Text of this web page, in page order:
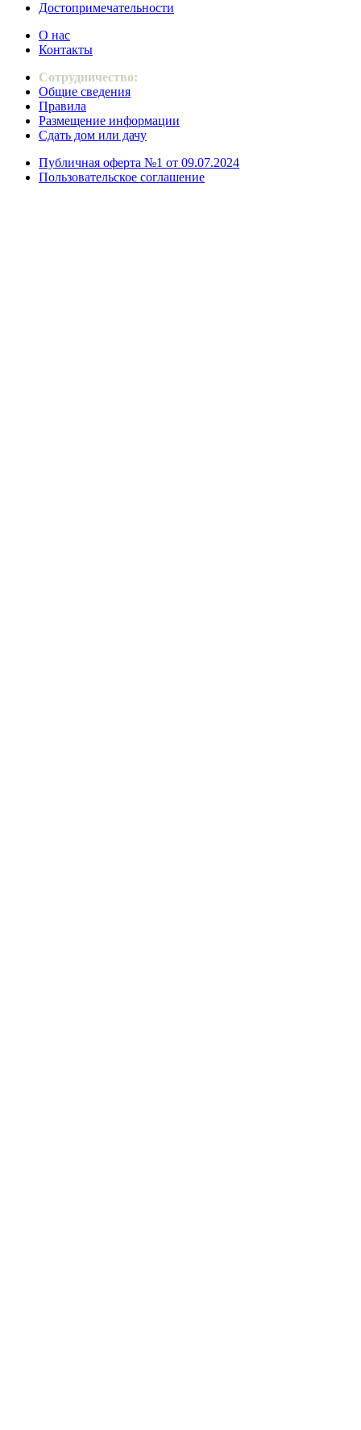
Достопримечательности
О нас
Контакты
Сотрудничество:
Общие сведения
Правила
Размещение информации
Сдать дом или дачу
Публичная оферта №1 от 09.07.2024
Пользовательское соглашение